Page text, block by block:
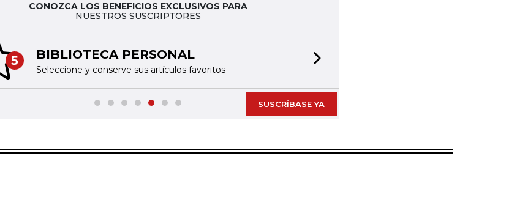
CONOZCA LOS BENEFICIOS EXCLUSIVOS PARA
NUESTROS SUSCRIPTORES
5 BIBLIOTECA PERSONAL
Seleccione y conserve sus artículos favoritos
SUSCRÍBASE YA